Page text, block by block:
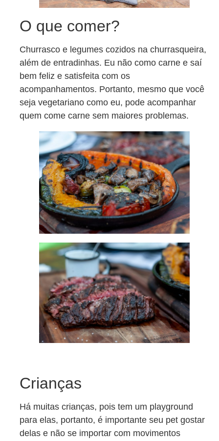
O que comer?
Churrasco e legumes cozidos na churrasqueira,
além de entradinhas. Eu não como carne e saí
bem feliz e satisfeita com os
acompanhamentos. Portanto, mesmo que você
seja vegetariano como eu, pode acompanhar
quem come carne sem maiores problemas.
Crianças
Há muitas crianças, pois tem um playground
para elas, portanto, é importante seu pet gostar
delas e não se importar com movimentos